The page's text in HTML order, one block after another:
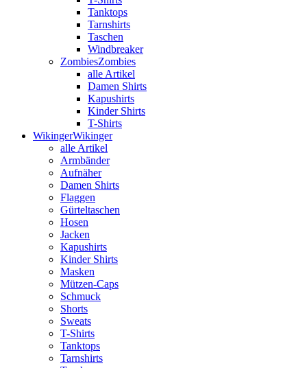
Tanktops
Tarnshirts
Taschen
Windbreaker
ZombiesZombies
alle Artikel
Damen Shirts
Kapushirts
Kinder Shirts
T-Shirts
WikingerWikinger
alle Artikel
Armbänder
Aufnäher
Damen Shirts
Flaggen
Gürteltaschen
Hosen
Jacken
Kapushirts
Kinder Shirts
Masken
Mützen-Caps
Schmuck
Shorts
Sweats
T-Shirts
Tanktops
Tarnshirts